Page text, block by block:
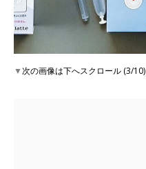
▼次の画像は下へスクロール (3/10)